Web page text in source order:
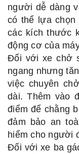
người dễ dàng
có thể lựa
các kích thước
động cơ của
Đối với xe chở
ngang nhưng
việc chuyên
dài. Thêm vào
điểm để chằng
đảm bảo an
hiểm cho người
Đối với xe ba